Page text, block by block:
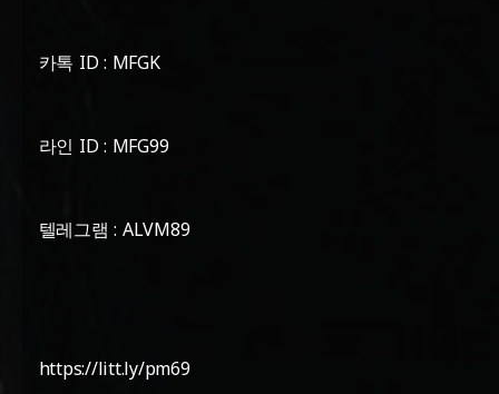
카톡 ID : MFGK
라인 ID : MFG99
텔레그램 : ALVM89
https://litt.ly/pm69